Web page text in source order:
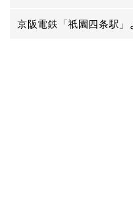
京阪電鉄「祇園四条駅」